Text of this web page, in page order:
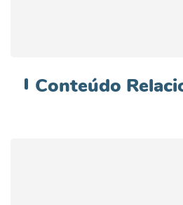
Conteúdo